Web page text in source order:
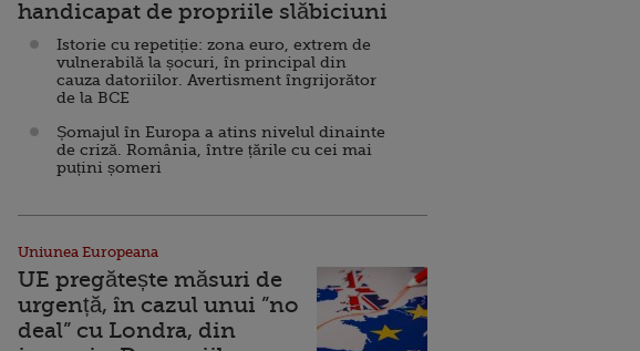
handicapat de propriile slăbiciuni
Istorie cu repetiție: zona euro, extrem de
vulnerabilă la șocuri, în principal din
cauza datoriilor. Avertisment îngrijorător
de la BCE
Șomajul în Europa a atins nivelul dinainte
de criză. România, între țările cu cei mai
puțini șomeri
Uniunea Europeana
UE pregătește măsuri de
urgență, în cazul unui ”no
deal” cu Londra, din